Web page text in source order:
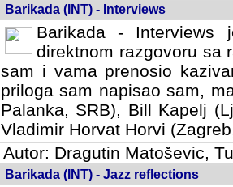
Barikada (INT) - Interviews
Barikada -
direktnom razgovoru sa
sam i vama prenosio
priloga sam napisao sam,
Palanka, SRB), Bill Kapelj
Vladimir Horvat Horvi
Autor: Dragutin Matoševic,
Barikada (INT) - Jazz reflections